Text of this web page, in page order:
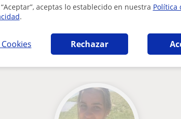
aceptas lo establecido en nuestra Política
.
Rechazar
en Bilbao que pueden